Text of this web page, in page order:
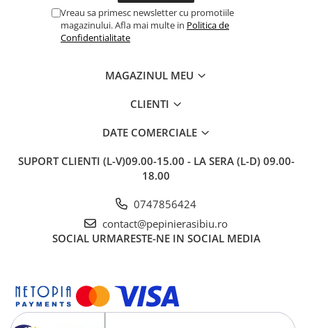
Vreau sa primesc newsletter cu promotiile
magazinului. Afla mai multe in Politica de
Confidentialitate
MAGAZINUL MEU
CLIENTI
DATE COMERCIALE
SUPORT CLIENTI (L-V)09.00-15.00 - LA SERA (L-D) 09.00-
18.00
0747856424
contact@pepinierasibiu.ro
SOCIAL URMARESTE-NE IN SOCIAL MEDIA